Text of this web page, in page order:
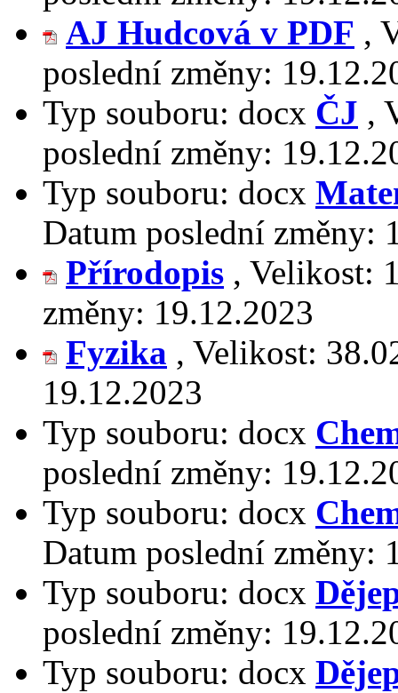
AJ Hudcová v PDF ,
poslední změny:
Typ souboru: docx ČJ ,
poslední změny:
Typ souboru: docx
Datum poslední změny:
Přírodopis , Velikost:
změny: 19.12.2023
Fyzika , Velikost:
19.12.2023
Typ souboru: docx
poslední změny:
Typ souboru: docx
Datum poslední změny:
Typ souboru: docx
poslední změny:
Typ souboru: docx